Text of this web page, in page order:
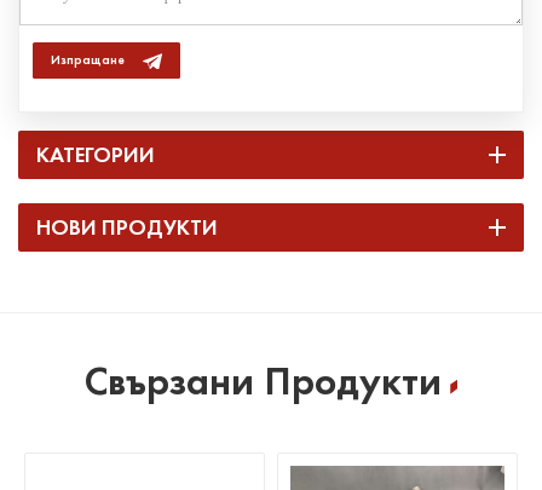
Изпращане
КАТЕГОРИИ
НОВИ ПРОДУКТИ
Свързани Продукти